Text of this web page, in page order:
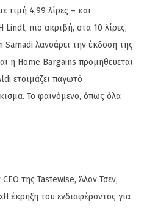
τιμή 4,99 λίρες – και
πιο ακριβή, στα 10 λίρες,
Samadi λανσάρει την έκδοσή της
η Home Bargains προμηθεύεται
ετοιμάζει παγωτό
Το φαινόμενο, όπως όλα
της Tastewise, Άλον Τσεν,
έκρηξη του ενδιαφέροντος για